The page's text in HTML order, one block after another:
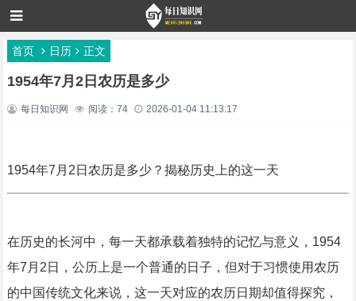
首页 日历 正文
1954年7月2日农历是多少
每日知识网 阅读：74 2026-01-04 11:13:17
1954年7月2日农历是多少？揭秘历史上的这一天
在历史的长河中，每一天都承载着独特的记忆与意义，1954
年7月2日，公历上是一个普通的日子，但对于习惯使用农历
的中国传统文化来说，这一天对应的农历日期却值得探究，